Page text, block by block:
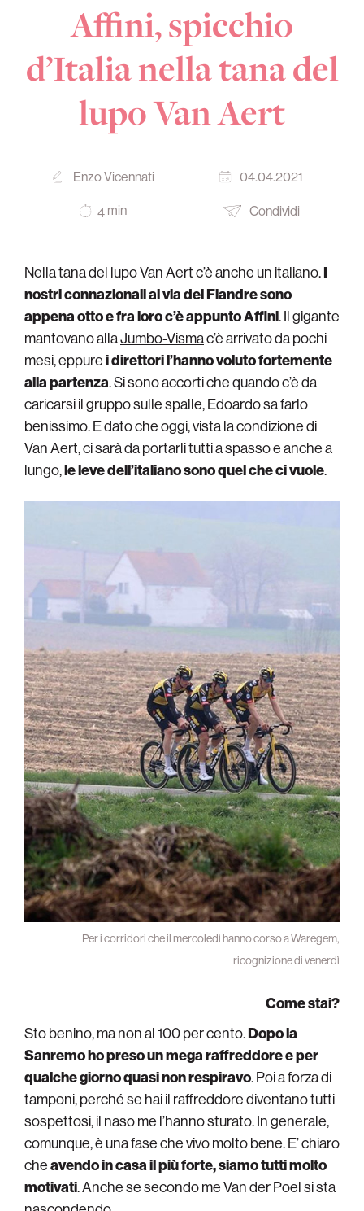
Affini, spicchio
d’Italia nella tana del
lupo Van Aert
Enzo Vicennati 04.04.2021
4 min Condividi
Nella tana del lupo Van Aert c’è anche un italiano.I
nostri connazionali al via del Fiandre sono
appena otto e fra loro c’è appunto Affini. Il gigante
mantovano allaJumbo-Vismac’è arrivato da pochi
mesi, eppurei direttori l’hanno voluto fortemente
alla partenza. Si sono accorti che quando c’è da
caricarsi il gruppo sulle spalle, Edoardo sa farlo
benissimo. E dato che oggi, vista la condizione di
Van Aert, ci sarà da portarli tutti a spasso e anche a
lungo,le leve dell’italiano sono quel che ci vuole.
Per i corridori che il mercoledì hanno corso a Waregem,
ricognizione di venerdì
Come stai?
Sto benino, ma non al 100 per cento.Dopo la
Sanremo ho preso un mega raffreddore e per
qualche giorno quasi non respiravo. Poi a forza di
tamponi, perché se hai il raffreddore diventano tutti
sospettosi, il naso me l’hanno sturato. In generale,
comunque, è una fase che vivo molto bene. E’ chiaro
cheavendo in casa il più forte, siamo tutti molto
motivati. Anche se secondo me Van der Poel si sta